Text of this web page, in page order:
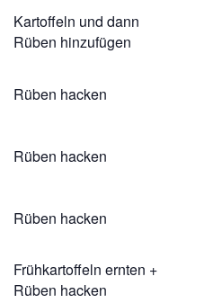
Kartoffeln und dann
Rüben hinzufügen
Rüben hacken
Rüben hacken
Rüben hacken
Frühkartoffeln ernten +
Rüben hacken